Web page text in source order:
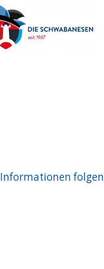
Informationen folgen